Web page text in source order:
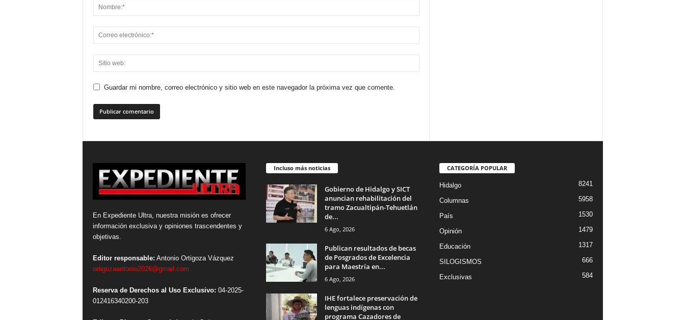
Guardar mi nombre, correo electrónico y sitio web en este navegador la próxima vez que comente.
En Expediente Ultra, nuestra misión es ofrecer
información exclusiva y opiniones trascendentes y
objetivas.
Editor responsable: Antonio Ortigoza Vázquez
ortigozaantonio2026@gmail.com
Reserva de Derechos al Uso Exclusivo: 04-2025-
012416340200-203
Incluso más noticias
Gobierno de Hidalgo y SICT
anuncian rehabilitación del
tramo Zacualtipán-Tehuetlán
de...
6 Ago, 2026
Publican resultados de becas
de Posgrados de Excelencia
para Maestría en...
6 Ago, 2026
IHE fortalece preservación de
lenguas indígenas con
programa Cazadores de
CATEGORÍA POPULAR
Hidalgo 8241
Columnas 5958
País 1530
Opinión 1479
Educación 1317
SILOGISMOS 666
Exclusivas 584